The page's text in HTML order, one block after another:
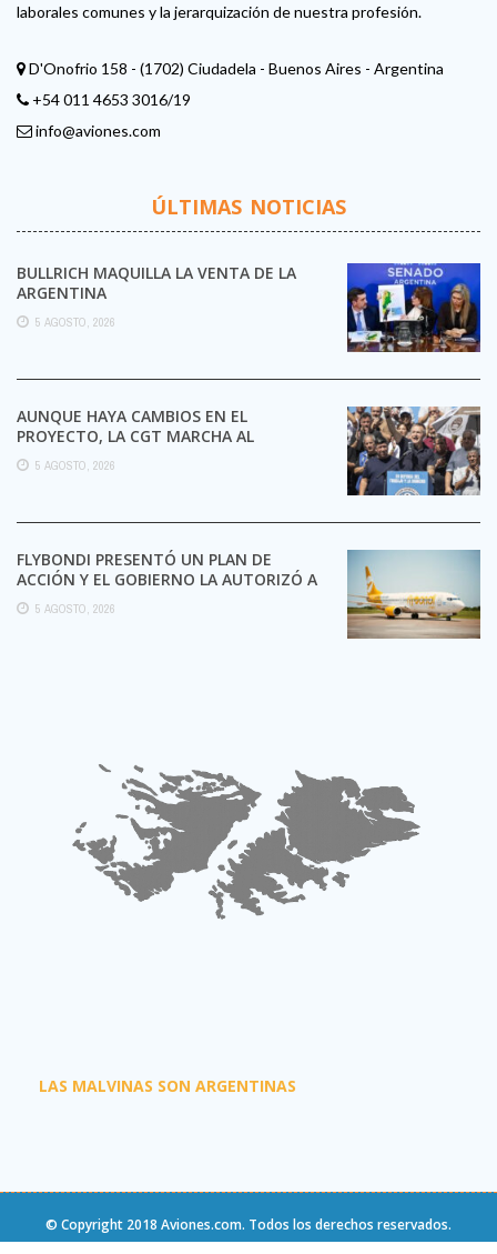
laborales comunes y la jerarquización de nuestra profesión.
D'Onofrio 158 - (1702) Ciudadela - Buenos Aires - Argentina
+54 011 4653 3016/19
info@aviones.com
ÚLTIMAS NOTICIAS
BULLRICH MAQUILLA LA VENTA DE LA
ARGENTINA
5 AGOSTO, 2026
AUNQUE HAYA CAMBIOS EN EL
PROYECTO, LA CGT MARCHA AL
CONGRESO CONTRA LA LEY DE ...
5 AGOSTO, 2026
FLYBONDI PRESENTÓ UN PLAN DE
ACCIÓN Y EL GOBIERNO LA AUTORIZÓ A
SEGUIR OPERANDO
5 AGOSTO, 2026
LAS MALVINAS SON ARGENTINAS
© Copyright 2018 Aviones.com. Todos los derechos reservados.